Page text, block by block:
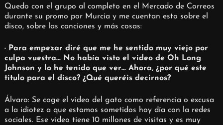
Quedo con el grupo al completo en el Mercado de Correos
durante su promo por Murcia y me cuentan esto sobre el
disco, sobre las canciones y más cosas:
· Para empezar diré que me he sentido muy viejo por
culpa vuestra… No había visto el video de Oh Long
Johnson y lo he tenido que ver… Ahora, ¿por qué este
titulo para el disco? ¿Qué queréis decirnos?
Álvaro: Se coge el video del gato como referencia o excusa
a la idiotez a que estamos sometidos hoy día con la redes
sociales. Ese video tiene 10 millones de visitas y es muy